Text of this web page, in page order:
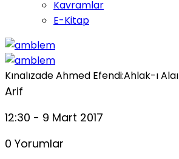
Kavramlar
E-Kitap
Kınalızade Ahmed Efendi:Ahlak-ı Alaı
Arif
12:30 - 9 Mart 2017
0 Yorumlar